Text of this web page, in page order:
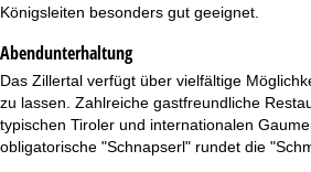
Königsleiten besonders gut geeignet.
Abendunterhaltung
Das Zillertal verfügt über vielfältige
zu lassen. Zahlreiche gastfreundliche
typischen Tiroler und internationalen
obligatorische "Schnapserl" rundet die